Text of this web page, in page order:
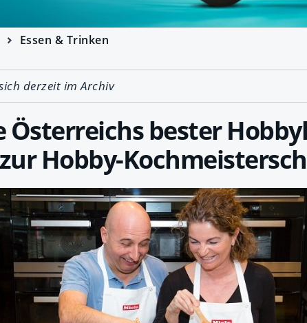
Essen & Trinken
derzeit im Archiv
Österreichs bester
Hobby-